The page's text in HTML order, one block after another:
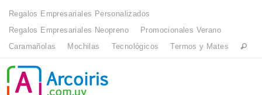
Regalos Empresariales Personalizados
Regalos Empresariales Neopreno
Promocionales Verano
Caramañolas
Mochilas Tecnológicos Termos y Mates